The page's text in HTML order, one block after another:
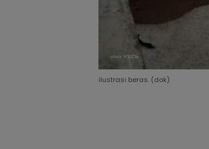
ilustrasi beras. (dok)